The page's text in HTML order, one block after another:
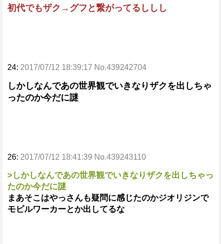
初代でもザク→グフと繋がってるししし
24: 2017/07/12 18:39:17 No.439242704
しかしなんであの世界観でいきなりザクを出しちゃ
ったのか今だに謎
26: 2017/07/12 18:41:39 No.439243110
>しかしなんであの世界観でいきなりザクを出しちゃっ
たのか今だに謎
まあそこはやっさんも疑問に感じたのかジオリジンで
モビルワーカーとか出してるな